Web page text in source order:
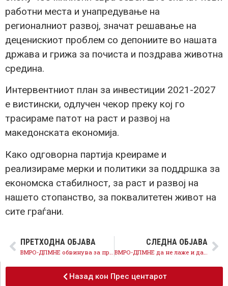
работни места и унапредување на
регионалниот развој, значат решавање на
деценискиот проблем со депониите во нашата
држава и грижа за почиста и поздрава животна
средина.
Интервентниот план за инвестиции 2021-2027
е вистински, одлучен чекор преку кој го
трасираме патот на раст и развој на
македонската економија.
Како одговорна партија креираме и
реализираме мерки и политики за поддршка за
економска стабилност, за раст и развој на
нашето стопанство, за поквалитетен живот на
сите граѓани.
ПРЕТХОДНА ОБЈАВА СЛЕДНА ОБЈАВА
Назад кон Прес центарот